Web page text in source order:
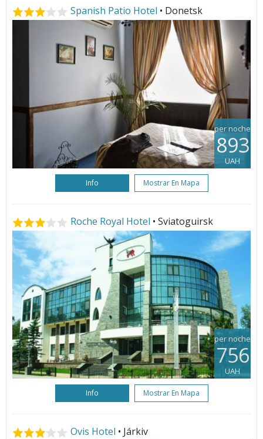
Spanish Patio Hotel • Donetsk
per noche
893
UAH
Info Mostrar En Mapa
Roche Royal Hotel • Sviatoguirsk
per noche
756
UAH
Info Mostrar En Mapa
Ovis Hotel • Járkiv